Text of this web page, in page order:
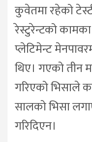
कुवेतमा रहेको
रेस्टुरेन्टको
प्लेटिमेन्ट
थिए। गएको तीन
गरिएको भिसाले
सालको भिसा
गरिदिएन।